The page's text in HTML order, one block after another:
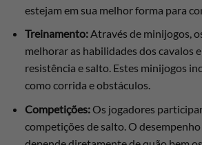
estejam em sua melhor forma para
Treinamento:Através de minijogos,
melhorar as habilidades dos cavalos
resistência e salto. Estes minijogos
como corrida e obstáculos.
Competições:Os jogadores
competições de salto. O